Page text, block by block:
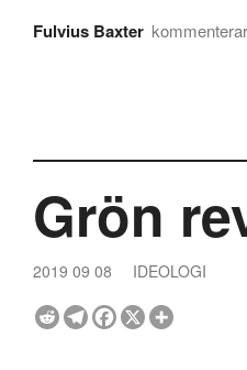
Fulvius Baxter
Grön
2019 09 08 IDEOLOGI